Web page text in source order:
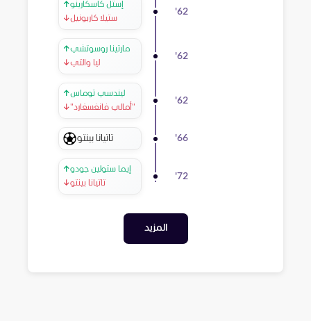
62
'
↑إستل كاسكارينو
↓ستيلا كاربونيل
62
'
↑مارتينا روسوتشي
↓ليا والتي
62
'
↑ليندسي توماس
↓
"أمالي فانغسغارد"
66
' تاتيانا بينتو
72
'
↑إيما ستولين جودو
↓تاتيانا بينتو
المزيد